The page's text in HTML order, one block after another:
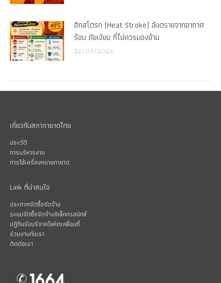
ฮีทสโตรก (Heat Stroke) อันตรายจากอากาศ
ร้อน ภัยเงียบ ที่ไม่ควรมองข้าม
22/04/2026
เกี่ยวกับสภากาชาดไทย
ประวัติ
การบริหารงาน
การใช้เครื่องหมายกาชาด
Link ที่น่าสนใจ
ประกาศจัดซื้อจัดจ้าง
ระบบจัดซื้อจัดจ้างอิเล็กทรอนิกส์
ปฏิทินรับบริจาคโลหิตเคลื่อนที่
ร่วมงานกับเรา
ติดต่อเรา